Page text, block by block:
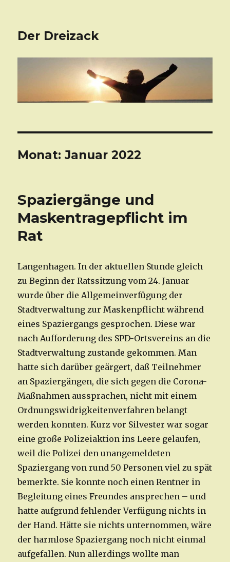
Der Dreizack
Monat: Januar 2022
Spaziergänge und
Maskentragepflicht im
Rat
Langenhagen. In der aktuellen Stunde gleich
zu Beginn der Ratssitzung vom 24. Januar
wurde über die Allgemeinverfügung der
Stadtverwaltung zur Maskenpflicht während
eines Spaziergangs gesprochen. Diese war
nach Aufforderung des SPD-Ortsvereins an die
Stadtverwaltung zustande gekommen. Man
hatte sich darüber geärgert, daß Teilnehmer
an Spaziergängen, die sich gegen die Corona-
Maßnahmen aussprachen, nicht mit einem
Ordnungswidrigkeitenverfahren belangt
werden konnten. Kurz vor Silvester war sogar
eine große Polizeiaktion ins Leere gelaufen,
weil die Polizei den unangemeldeten
Spaziergang von rund 50 Personen viel zu spät
bemerkte. Sie konnte noch einen Rentner in
Begleitung eines Freundes ansprechen – und
hatte aufgrund fehlender Verfügung nichts in
der Hand. Hätte sie nichts unternommen, wäre
der harmlose Spaziergang noch nicht einmal
aufgefallen. Nun allerdings wollte man